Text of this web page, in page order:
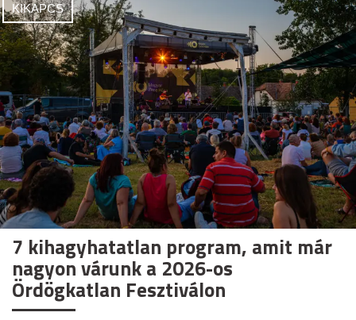
KIKAPCS
7 kihagyhatatlan program, amit már
nagyon várunk a 2026-os
Ördögkatlan Fesztiválon